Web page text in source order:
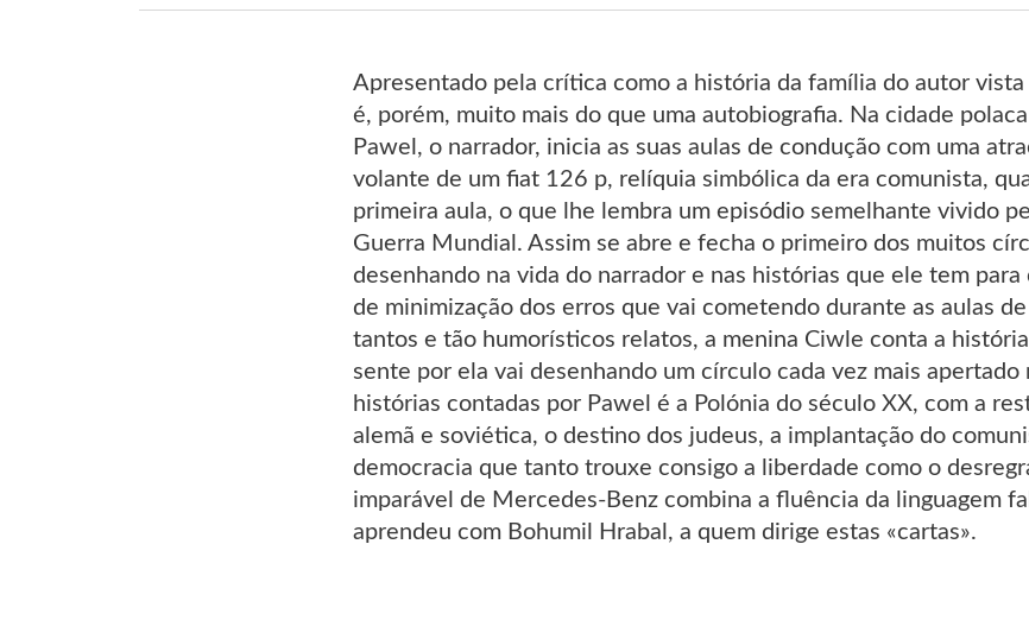
Apresentado pela crítica como a história da família do autor
é, porém, muito mais do que uma autobiografia. Na cidade
Pawel, o narrador, inicia as suas aulas de condução com uma
volante de um fiat 126 p, relíquia simbólica da era comunista,
primeira aula, o que lhe lembra um episódio semelhante vivido
Guerra Mundial. Assim se abre e fecha o primeiro dos muitos
desenhando na vida do narrador e nas histórias que ele tem
de minimização dos erros que vai cometendo durante as aulas
tantos e tão humorísticos relatos, a menina Ciwle conta a
sente por ela vai desenhando um círculo cada vez mais apertado
histórias contadas por Pawel é a Polónia do século XX, com a
alemã e soviética, o destino dos judeus, a implantação do
democracia que tanto trouxe consigo a liberdade como o
imparável de Mercedes-Benz combina a fluência da linguagem
aprendeu com Bohumil Hrabal, a quem dirige estas «cartas».